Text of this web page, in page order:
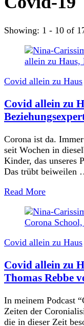
Showing: 1 - 10 of
Covid allein zu Haus
Covid allein zu
Corona ist da.
seit Wochen in
Kinder, das unseres
Das trübt beiweilen
Read More
Covid allein zu Haus
Covid allein zu
Thomas Rebbe
In meinem Podcast
Zeiten der
die in dieser Zeit